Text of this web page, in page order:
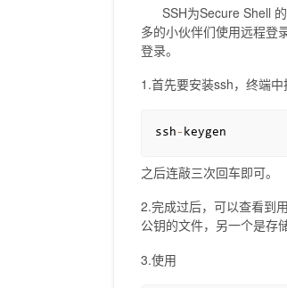
SSH为Secure Shell 的
多的小伙伴们使用远程登
登录。
1.首先要安装ssh，终端中
ssh- keygen
之后连敲三次回车即可。
2.完成过后，可以查看到
公钥的文件，另一个是存
3.使用